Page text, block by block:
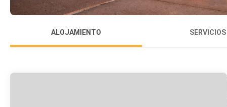
ALOJAMIENTO SERVICIOS